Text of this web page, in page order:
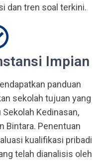
dan tren soal terkini.
Impian
panduan
sekolah tujuan yang
Kedinasan,
Bintara. Penentuan
kualifikasi pribadi
telah dianalisis oleh